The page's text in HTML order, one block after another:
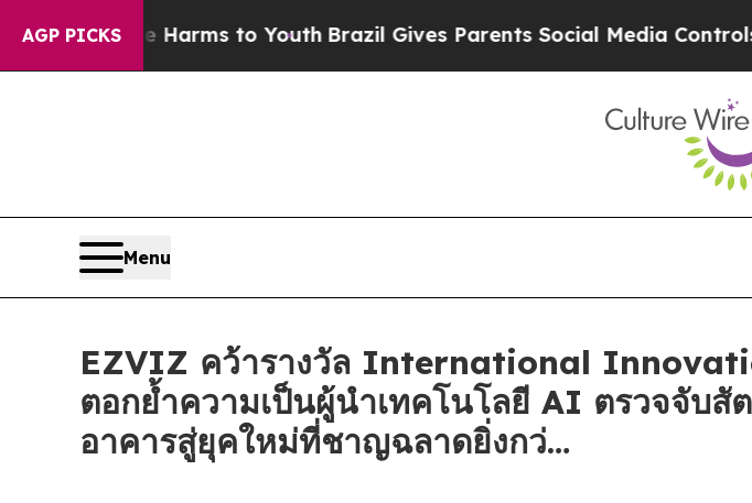
AGP PICKS
Abate Harms to Youth Brazil Gives Parents Social Media Controls for
Menu
EZVIZ คว้ารางวัล International
ตอกย้ำความเป็นผู้นำเทคโนโลยี AI ตรวจจับสั
อาคารสู่ยุคใหม่ที่ชาญฉลาดยิ่งกว่…